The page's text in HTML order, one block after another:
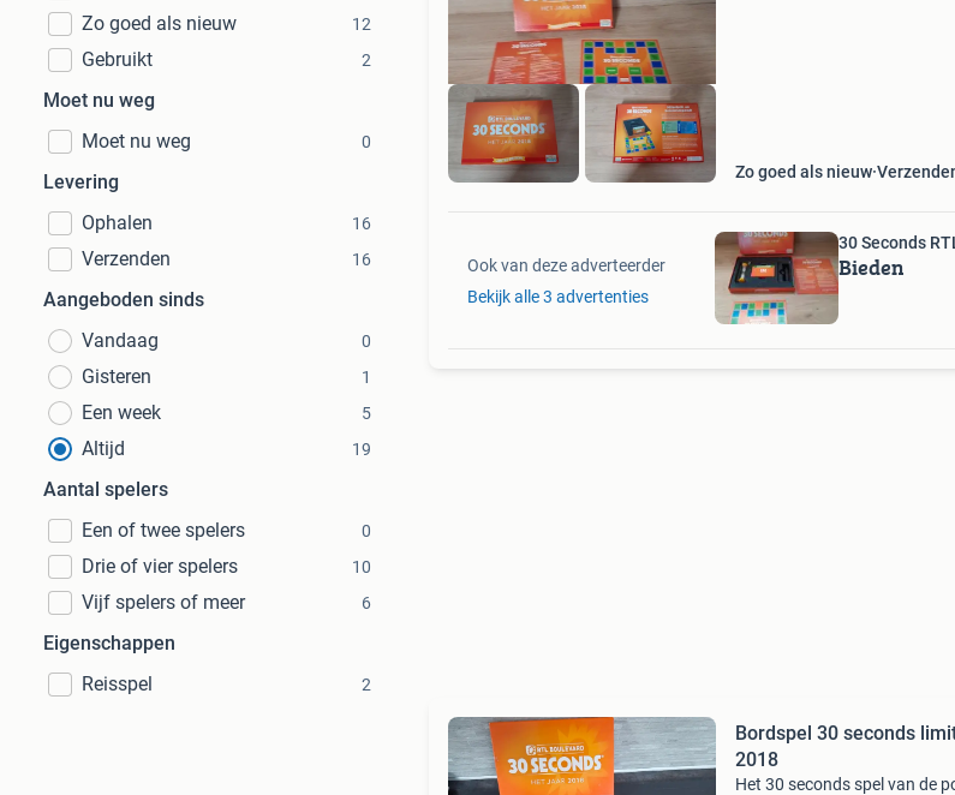
Zo goed als nieuw 12
Gebruikt 2
Moet nu weg
Moet nu weg
0
Levering
Ophalen
16
Verzenden 16
Aangeboden sinds
Vandaag
0
Gisteren 1
Een week 5
Altijd 19
Aantal spelers
Een of twee spelers
0
Drie of vier spelers 10
Vijf spelers of meer 6
Eigenschappen
Reisspel
2
Zo goed als nieuw
Ook van deze adverteerder
Bekijk alle 3 advertenties
30 Seconds
Bieden
Bordspel 30 seconds
2018
Het 30 seconds spel van de